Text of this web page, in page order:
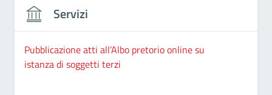
Servizi
Pubblicazione atti all’Albo pretorio online su
istanza di soggetti terzi